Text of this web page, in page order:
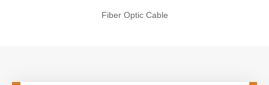
Fiber Optic Cable